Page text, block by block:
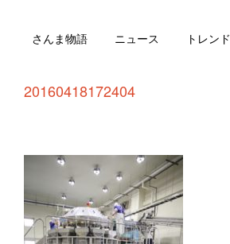
さんま物語 ニュース トレンド
20160418172404